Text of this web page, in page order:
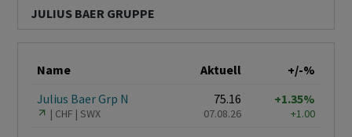
JULIUS BAER GRUPPE
Name Aktuell
+/-%
Julius Baer Grp N
CHF SWX
75.16
07.08.26
+1.35%
+1.00